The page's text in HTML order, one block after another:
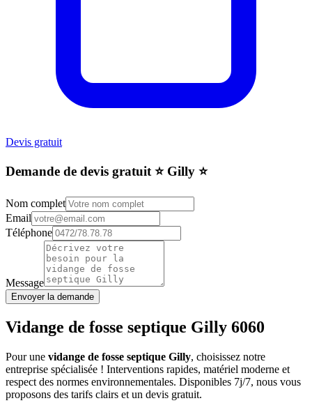
Devis gratuit
Demande de devis gratuit ⭐️ Gilly ⭐️
Nom complet
Email
Téléphone
Message
Envoyer la demande
Vidange de fosse septique Gilly 6060
Pour une vidange de fosse septique Gilly, choisissez notre
entreprise spécialisée ! Interventions rapides, matériel moderne et
respect des normes environnementales. Disponibles 7j/7, nous vous
proposons des tarifs clairs et un devis gratuit.